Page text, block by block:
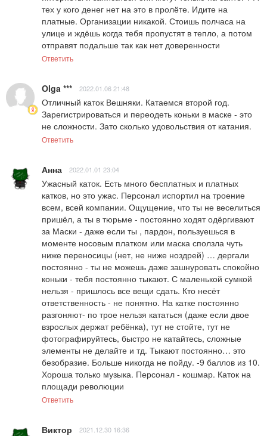
тех у кого денег нет на это в пролёте. Идите на
платные. Организации никакой. Стоишь полчаса на
улице и ждёшь когда тебя пропустят в тепло, а потом
отправят подальше так как нет доверенности
Ответить
Olga *** 2022.01.06 21:48
Отличный каток Вешняки. Катаемся второй год.
Зарегистрироваться и переодеть коньки в маске - это
не сложности. Зато сколько удовольствия от катания.
Ответить
Анна 2022.01.01 23:04
Ужасный каток. Есть много бесплатных и платных
катков, но это ужас. Персонал испортил на троение
всем, всей компании. Ощущение, что ты не веселиться
пришёл, а ты в тюрьме - постоянно ходят одёргивают
за Маски - даже если ты , пардон, пользуешься в
моменте носовым платком или маска сползла чуть
ниже переносицы (нет, не ниже ноздрей) … дергали
постоянно - ты не можешь даже зашнуровать спокойно
коньки - тебя постоянно тыкают. С маленькой сумкой
нельзя - пришлось все вещи сдать. Кто несёт
ответственность - не понятно. На катке постоянно
разгоняют- по трое нельзя кататься (даже если двое
взрослых держат ребёнка), тут не стойте, тут не
фотографируйтесь, быстро не катайтесь, сложные
элементы не делайте и тд. Тыкают постоянно… это
безобразие. Больше никогда не пойду. -9 баллов из 10.
Хороша только музыка. Персонал - кошмар. Каток на
площади революции
Ответить
Виктор 2021.12.30 16:36